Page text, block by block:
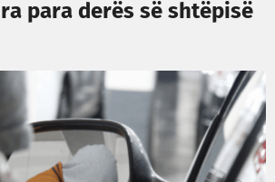
para derës së shtëpisë